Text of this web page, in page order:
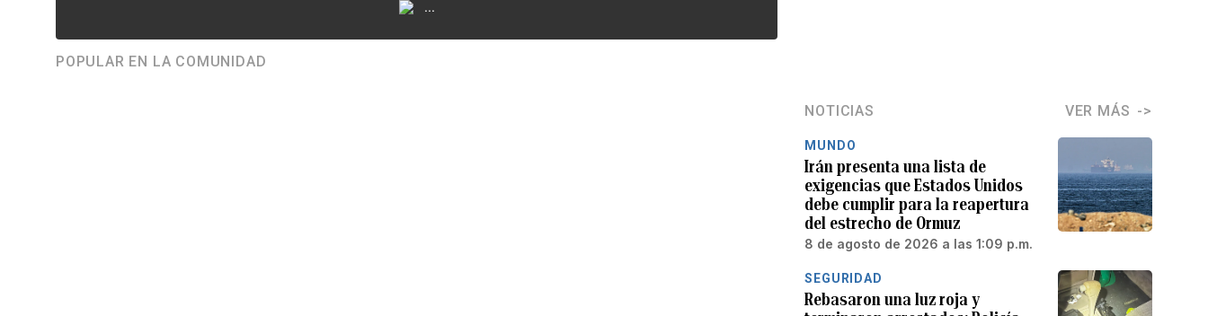
...
POPULAR EN LA COMUNIDAD
NOTICIAS VER MÁS
MUNDO
Irán presenta una lista de
exigencias que Estados Unidos
debe cumplir para la reapertura
del estrecho de Ormuz
8 de agosto de 2026 a las 1:09 p.m.
SEGURIDAD
Rebasaron una luz roja y